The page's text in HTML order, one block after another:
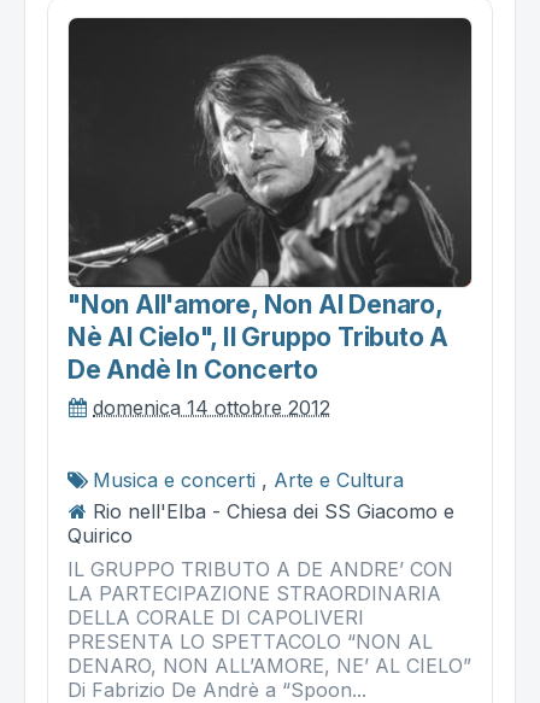
"non All'amore, Non Al Denaro,
Nè Al Cielo", Il Gruppo Tributo A
De Andè In Concerto
domenica 14 ottobre 2012
Musica e concerti , Arte e Cultura
Rio nell'Elba - Chiesa dei SS Giacomo e
Quirico
IL GRUPPO TRIBUTO A DE ANDRE’ CON
LA PARTECIPAZIONE STRAORDINARIA
DELLA CORALE DI CAPOLIVERI
PRESENTA LO SPETTACOLO “NON AL
DENARO, NON ALL’AMORE, NE’ AL CIELO”
Di Fabrizio De Andrè a “Spoon...